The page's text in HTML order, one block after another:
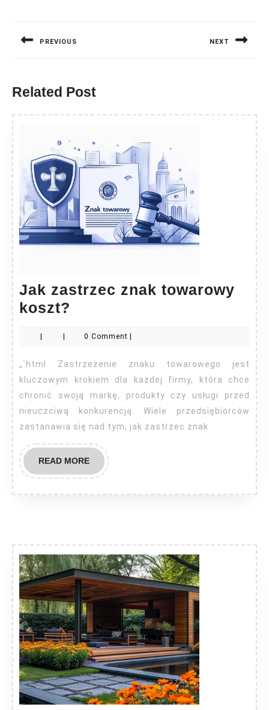
PREVIOUS NEXT
Related Post
Jak zastrzec znak towarowy
koszt?
znak
towarowy
koszt?
0 Comment
„`html Zastrzeżenie znaku towarowego jest
kluczowym krokiem dla każdej firmy, która chce
chronić swoją markę, produkty czy usługi przed
nieuczciwą konkurencją. Wiele przedsiębiorców
zastanawia się nad tym, jak zastrzec znak
READ MOREREAD
MORE